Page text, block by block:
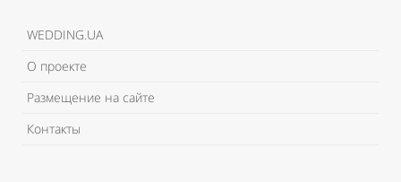
WEDDING.UA
О проекте
Размещение на сайте
Контакты